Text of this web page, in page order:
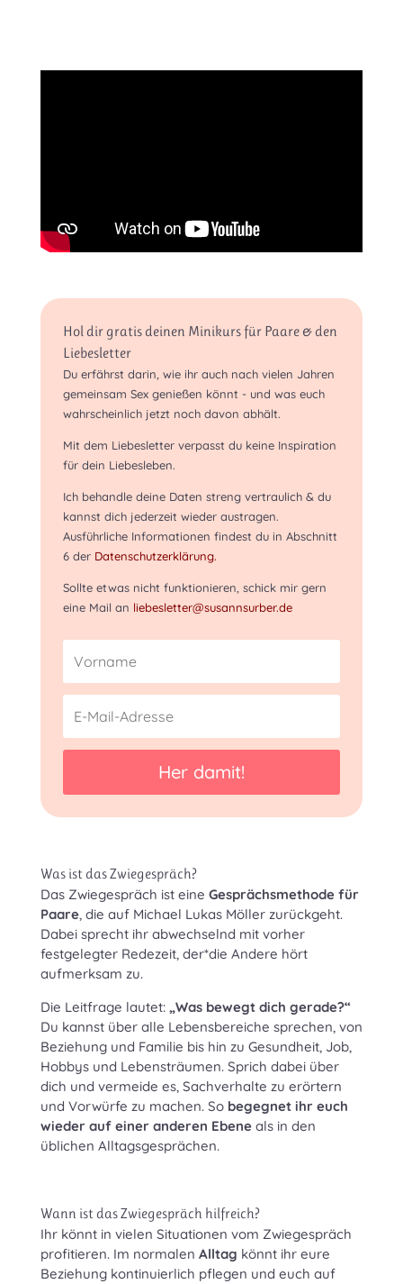
Hol dir gratis deinen Minikurs für Paare & den
Liebesletter
Du erfährst darin, wie ihr auch nach vielen Jahren
gemeinsam Sex genießen könnt - und was euch
wahrscheinlich jetzt noch davon abhält.
Mit dem Liebesletter verpasst du keine Inspiration
für dein Liebesleben.
Ich behandle deine Daten streng vertraulich & du
kannst dich jederzeit wieder austragen.
Ausführliche Informationen findest du in Abschnitt
6 der Datenschutzerklärung.
Sollte etwas nicht funktionieren, schick mir gern
eine Mail an liebesletter@susannsurber.de
Her damit!
Was ist das Zwiegespräch?
Das Zwiegespräch ist eine Gesprächsmethode für
Paare, die auf Michael Lukas Möller zurückgeht.
Dabei sprecht ihr abwechselnd mit vorher
festgelegter Redezeit, der*die Andere hört
aufmerksam zu.
Die Leitfrage lautet: „Was bewegt dich gerade?“
Du kannst über alle Lebensbereiche sprechen, von
Beziehung und Familie bis hin zu Gesundheit, Job,
Hobbys und Lebensträumen. Sprich dabei über
dich und vermeide es, Sachverhalte zu erörtern
und Vorwürfe zu machen. So begegnet ihr euch
wieder auf einer anderen Ebeneals in den
üblichen Alltagsgesprächen.
Wann ist das Zwiegespräch hilfreich?
Ihr könnt in vielen Situationen vom Zwiegespräch
profitieren. Im normalen Alltag könnt ihr eure
Beziehung kontinuierlich pflegen und euch auf